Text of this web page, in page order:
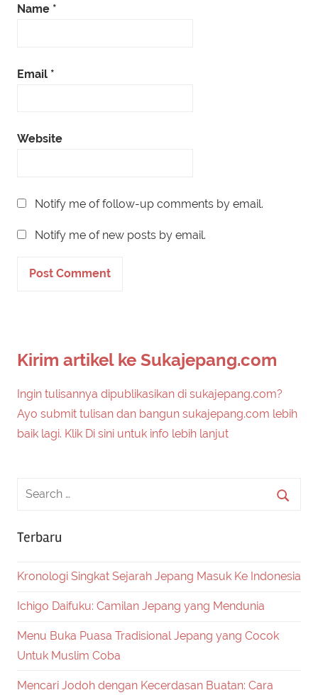
Name *
Email *
Website
Notify me of follow-up comments by email.
Notify me of new posts by email.
Kirim artikel ke Sukajepang.com
Ingin tulisannya dipublikasikan di sukajepang.com?
Ayo submit tulisan dan bangun sukajepang.com lebih
baik lagi. Klik Di sini untuk info lebih lanjut
Terbaru
Kronologi Singkat Sejarah Jepang Masuk Ke Indonesia
Ichigo Daifuku: Camilan Jepang yang Mendunia
Menu Buka Puasa Tradisional Jepang yang Cocok
Untuk Muslim Coba
Mencari Jodoh dengan Kecerdasan Buatan: Cara